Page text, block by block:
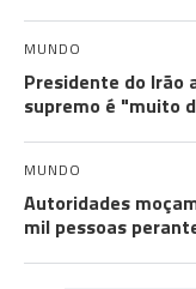
MUNDO
Presidente do Irão
supremo é "muito
MUNDO
Autoridades
mil pessoas